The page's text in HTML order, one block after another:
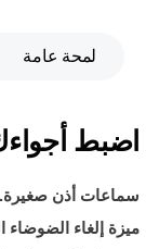
لمحة عامة
اضبط
سماعات أذن صغيرة.
ميزة إلغاء الضوضاء